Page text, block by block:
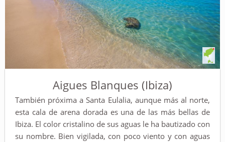
Aigues Blanques (Ibiza)
También próxima a Santa Eulalia, aunque más al norte,
esta cala de arena dorada es una de las más bellas de
Ibiza. El color cristalino de sus aguas le ha bautizado con
su nombre. Bien vigilada, con poco viento y con aguas